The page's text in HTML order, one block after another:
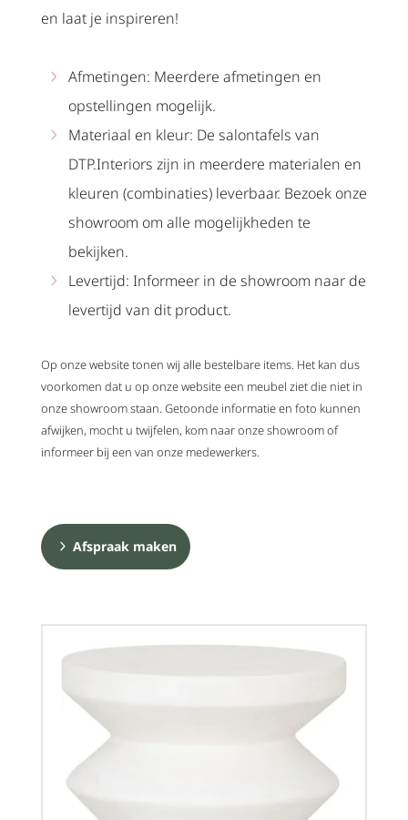
en laat je inspireren!
Afmetingen: Meerdere afmetingen en
opstellingen mogelijk.
Materiaal en kleur: De salontafels van
DTP.Interiors zijn in meerdere materialen en
kleuren (combinaties) leverbaar. Bezoek onze
showroom om alle mogelijkheden te
bekijken.
Levertijd: Informeer in de showroom naar de
levertijd van dit product.
Op onze website tonen wij alle bestelbare items. Het kan dus
voorkomen dat u op onze website een meubel ziet die niet in
onze showroom staan. Getoonde informatie en foto kunnen
afwijken, mocht u twijfelen, kom naar onze showroom of
informeer bij een van onze medewerkers.
Afspraak maken